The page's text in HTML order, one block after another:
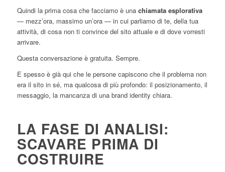
Quindi la prima cosa che facciamo è una chiamata esplorativa
— mezz’ora, massimo un’ora — in cui parliamo di te, della tua
attività, di cosa non ti convince del sito attuale e di dove vorresti
arrivare.
Questa conversazione è gratuita. Sempre.
E spesso è già qui che le persone capiscono che il problema non
era il sito in sé, ma qualcosa di più profondo: il posizionamento, il
messaggio, la mancanza di una brand identity chiara.
LA FASE DI ANALISI:
SCAVARE PRIMA DI
COSTRUIRE